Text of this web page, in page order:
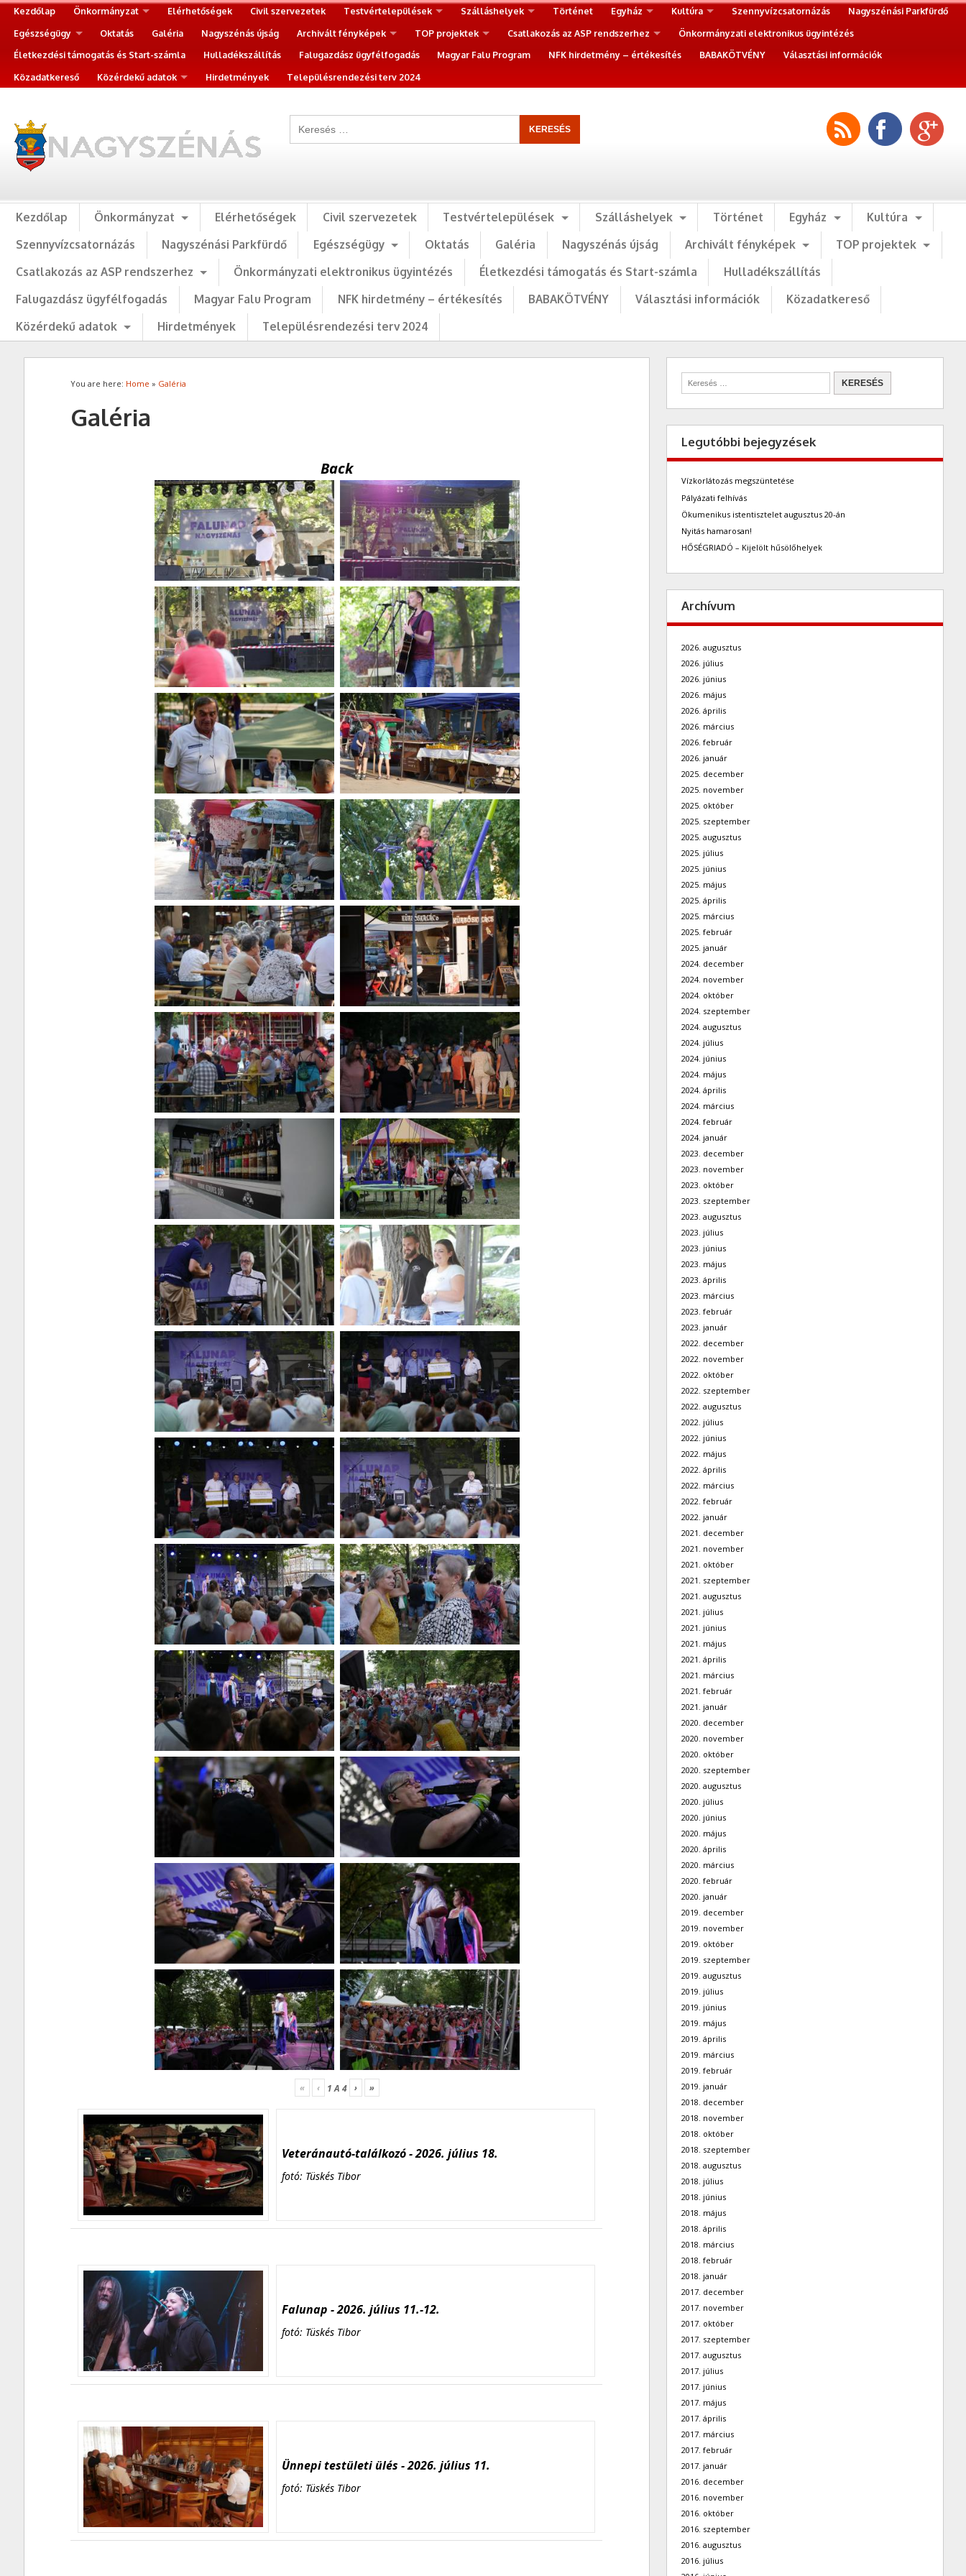
Kezdőlap Önkormányzat Elérhetőségek Civil szervezetek Testvértelepülések Szálláshelyek Történet Egyház Kultúra Szennyvízcsatornázás
Nagyszénási Parkfürdő
Egészségügy
Oktatás Galéria Nagyszénás újság Archivált fényképek TOP projektek Csatlakozás az ASP rendszerhez
Önkormányzati elektronikus ügyintézés
Életkezdési támogatás és Start-számla
Hulladékszállítás Falugazdász ügyfélfogadás Magyar Falu Program NFK hirdetmény – értékesítés BABAKÖTVÉNY
Választási információk
Közadatkereső
Közérdekű adatok Hirdetmények Településrendezési terv 2024
Kezdőlap Önkormányzat Elérhetőségek Civil szervezetek Testvértelepülések Szálláshelyek Történet Egyház
Kultúra
Szennyvízcsatornázás
Nagyszénási Parkfürdő Egészségügy Oktatás Galéria Nagyszénás újság Archivált fényképek
TOP projektek
Csatlakozás az ASP rendszerhez
Önkormányzati elektronikus ügyintézés Életkezdési támogatás és Start-számla
Hulladékszállítás
Falugazdász ügyfélfogadás
Magyar Falu Program NFK hirdetmény – értékesítés BABAKÖTVÉNY Választási információk
Közadatkereső
Közérdekű adatok
Hirdetmények Településrendezési terv 2024
You are here: Home » Galéria
Galéria
Back
« ‹ 1A 4 › »
Veteránautó-találkozó - 2026. július 18.
fotó: Tüskés Tibor
Falunap - 2026. július 11.-12.
fotó: Tüskés Tibor
Ünnepi testületi ülés - 2026. július 11.
fotó: Tüskés Tibor
Legutóbbi bejegyzések
Vízkorlátozás megszüntetése
Pályázati felhívás
Ökumenikus istentisztelet augusztus 20-án
Nyitás hamarosan!
HŐSÉGRIADÓ – Kijelölt hűsölőhelyek
Archívum
2026. augusztus
2026. július
2026. június
2026. május
2026. április
2026. március
2026. február
2026. január
2025. december
2025. november
2025. október
2025. szeptember
2025. augusztus
2025. július
2025. június
2025. május
2025. április
2025. március
2025. február
2025. január
2024. december
2024. november
2024. október
2024. szeptember
2024. augusztus
2024. július
2024. június
2024. május
2024. április
2024. március
2024. február
2024. január
2023. december
2023. november
2023. október
2023. szeptember
2023. augusztus
2023. július
2023. június
2023. május
2023. április
2023. március
2023. február
2023. január
2022. december
2022. november
2022. október
2022. szeptember
2022. augusztus
2022. július
2022. június
2022. május
2022. április
2022. március
2022. február
2022. január
2021. december
2021. november
2021. október
2021. szeptember
2021. augusztus
2021. július
2021. június
2021. május
2021. április
2021. március
2021. február
2021. január
2020. december
2020. november
2020. október
2020. szeptember
2020. augusztus
2020. július
2020. június
2020. május
2020. április
2020. március
2020. február
2020. január
2019. december
2019. november
2019. október
2019. szeptember
2019. augusztus
2019. július
2019. június
2019. május
2019. április
2019. március
2019. február
2019. január
2018. december
2018. november
2018. október
2018. szeptember
2018. augusztus
2018. július
2018. június
2018. május
2018. április
2018. március
2018. február
2018. január
2017. december
2017. november
2017. október
2017. szeptember
2017. augusztus
2017. július
2017. június
2017. május
2017. április
2017. március
2017. február
2017. január
2016. december
2016. november
2016. október
2016. szeptember
2016. augusztus
2016. július